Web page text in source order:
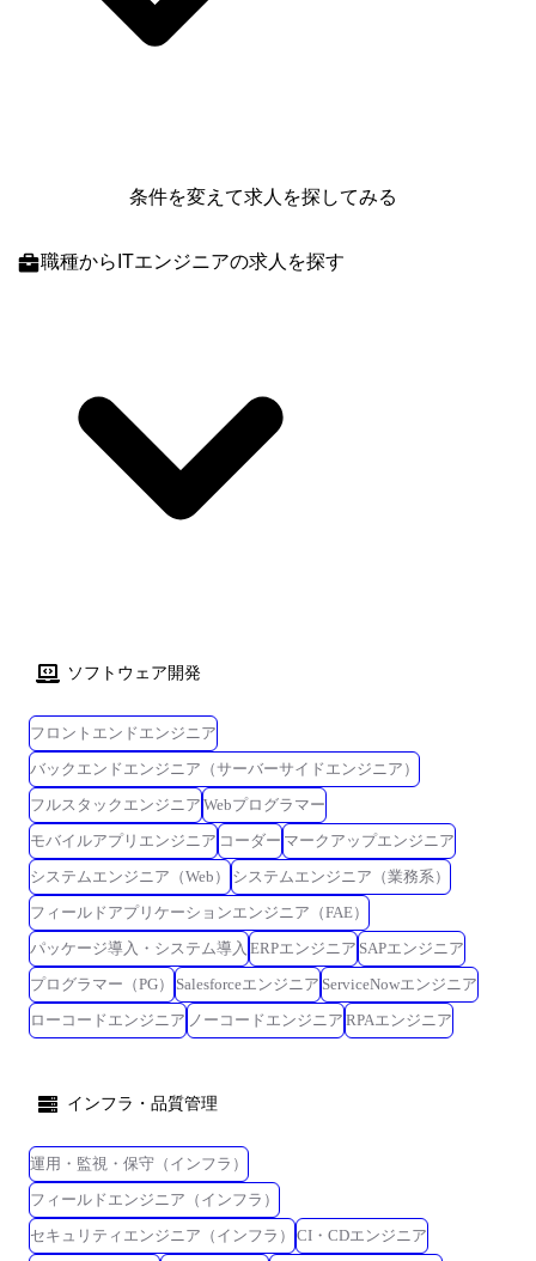
条件を変えて求人を探してみる
職種からITエンジニアの求人を探す
ソフトウェア開発
フロントエンドエンジニア
バックエンドエンジニア（サーバーサイドエンジニア）
フルスタックエンジニア Webプログラマー
モバイルアプリエンジニア コーダー マークアップエンジニア
システムエンジニア（Web）
システムエンジニア（業務系）
フィールドアプリケーションエンジニア（FAE）
パッケージ導入・システム導入 ERPエンジニア SAPエンジニア
プログラマー（PG）
Salesforceエンジニア ServiceNowエンジニア
ローコードエンジニア ノーコードエンジニア RPAエンジニア
インフラ・品質管理
運用・監視・保守（インフラ）
フィールドエンジニア（インフラ）
セキュリティエンジニア（インフラ）
CI・CDエンジニア